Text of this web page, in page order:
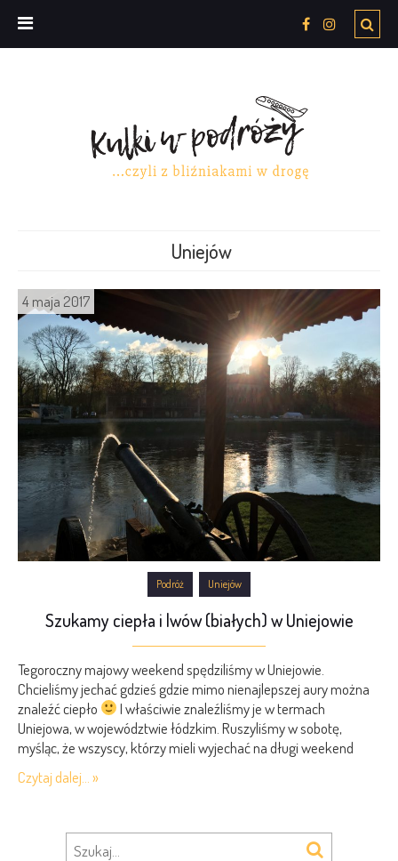
Uniejów
4 maja 2017
Podróż Uniejów
Szukamy ciepła i lwów (białych) w Uniejowie
Tegoroczny majowy weekend spędziliśmy w Uniejowie.
Chcieliśmy jechać gdzieś gdzie mimo nienajlepszej aury można
znaleźć ciepło
I właściwie znaleźliśmy je w termach
Uniejowa, w województwie łódzkim. Ruszyliśmy w sobotę,
myśląc, że wszyscy, którzy mieli wyjechać na długi weekend
pojechali już w piątek, lub wcześnie rano w sobotę. Niestety
nasze myślenie okazało się mylne, z naszej podróży, która miała
Czytaj dalej... »